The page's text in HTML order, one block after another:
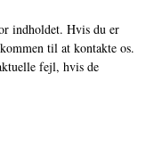
indholdet. Hvis du er
til at kontakte os.
fejl, hvis de